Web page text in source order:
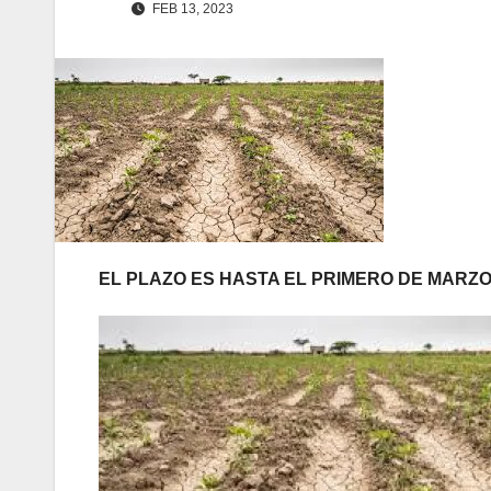
FEB 13, 2023
EL PLAZO ES HASTA EL PRIMERO DE MARZO